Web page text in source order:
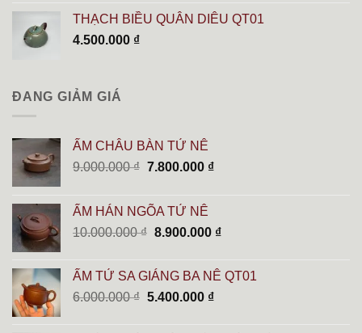
2.600.000 ₫.
tại
là:
THẠCH BIỀU QUÂN DIÊU QT01
4.500.000 ₫
ĐANG GIẢM GIÁ
ẤM CHÂU BÀN TỬ NÊ
9.000.000₫ Giá
9.000.000 ₫.
7.800.000 ₫Giá
7.800.000 ₫.
ẤM HÁN NGÕA TỬ NÊ
10.000.000₫ Giá
là:
10.000.000 ₫.
8.900.000 ₫Giá
là:
ẤM TỬ SA GIÁNG BA NÊ QT01
6.000.000₫ Giá
5.400.000 ₫Giá